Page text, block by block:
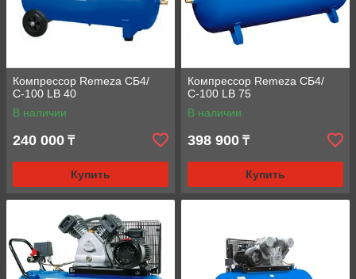
Компрессор Remeza СБ4/
С-100 LB 40
В наличии
240 000 ₸
Купить
Компрессор Remeza СБ4/
С-100 LB 75
В наличии
398 900 ₸
Купить